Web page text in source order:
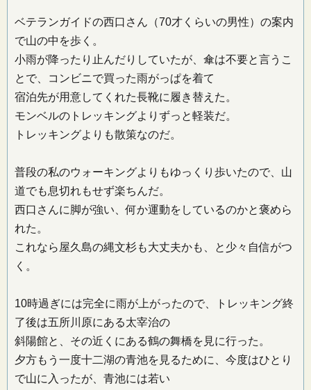
ベテランガイドの西口さん（70才くらいの男性）の案内
で山の中を歩く。
小雨が降ったり止んだりしていたが、傘は不要と言うこ
とで、コンビニで買った雨がっぱを着て
宿泊先が用意してくれた長靴に履き替えた。
モンベルのトレッキングよりずっと軽装だ。
トレッキングよりも散策なのだ。
普段の私のウォーキングよりもゆっくり歩いたので、山
道でも息切れもせず楽ちんだ。
西口さんに脚が強い、何か運動をしているのかと褒めら
れた。
これなら屋久島の縄文杉も大丈夫かも、と少々自信がつ
く。
10時過ぎには完全に雨が上がったので、トレッキング終
了後は五所川原にある太宰治の
斜陽館と、その近くにある鶴の舞橋を見に行った。
夕方もう一度十二湖の青池を見るために、今度はひとり
で山に入ったが、青池には若い